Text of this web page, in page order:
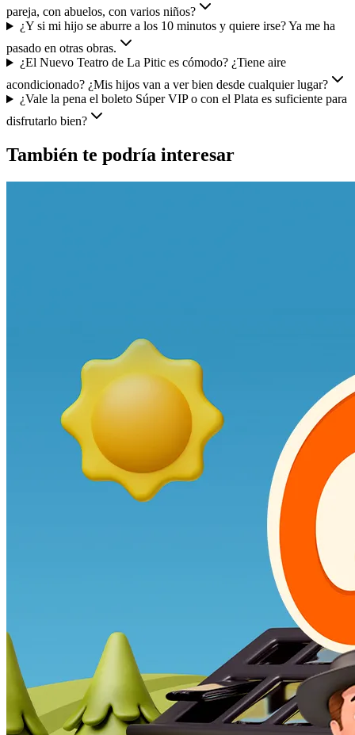
pareja, con abuelos, con varios niños?
¿Y si mi hijo se aburre a los 10 minutos y quiere irse? Ya me ha
pasado en otras obras.
¿El Nuevo Teatro de La Pitic es cómodo? ¿Tiene aire
acondicionado? ¿Mis hijos van a ver bien desde cualquier lugar?
¿Vale la pena el boleto Súper VIP o con el Plata es suficiente para
disfrutarlo bien?
También te podría interesar